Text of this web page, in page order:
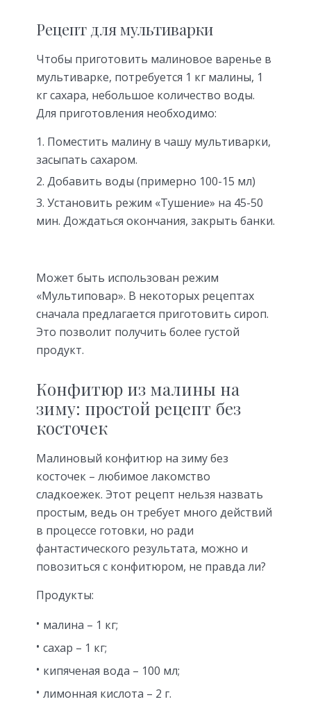
Рецепт для мультиварки
Чтобы приготовить малиновое варенье в
мультиварке, потребуется 1 кг малины, 1
кг сахара, небольшое количество воды.
Для приготовления необходимо:
Поместить малину в чашу мультиварки,
засыпать сахаром.
Добавить воды (примерно 100-15 мл)
Установить режим «Тушение» на 45-50
мин. Дождаться окончания, закрыть банки.
Может быть использован режим
«Мультиповар». В некоторых рецептах
сначала предлагается приготовить сироп.
Это позволит получить более густой
продукт.
Конфитюр из малины на
зиму: простой рецепт без
косточек
Малиновый конфитюр на зиму без
косточек – любимое лакомство
сладкоежек. Этот рецепт нельзя назвать
простым, ведь он требует много действий
в процессе готовки, но ради
фантастического результата, можно и
повозиться с конфитюром, не правда ли?
Продукты:
малина – 1 кг;
сахар – 1 кг;
кипяченая вода – 100 мл;
лимонная кислота – 2 г.